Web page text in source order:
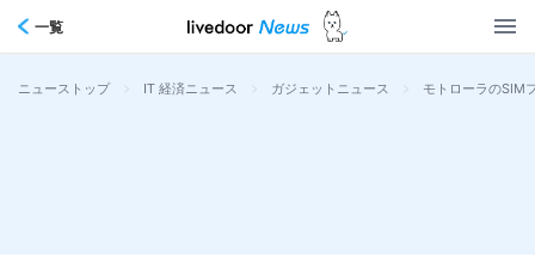
一覧
ニューストップ > IT 経済ニュース > ガジェットニュース > モトローラのSIM